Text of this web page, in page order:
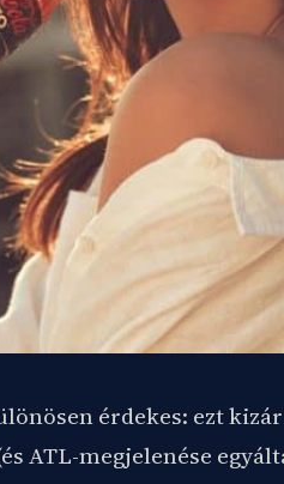
érdekes: ezt
ATL-megjelenése